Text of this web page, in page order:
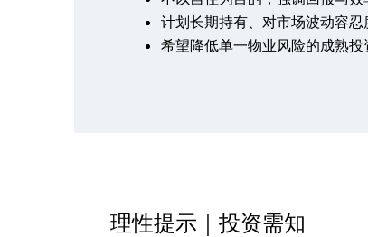
计划长期持有、对市场波动容
希望降低单一物业风险的成熟投
理性提示｜投资需知